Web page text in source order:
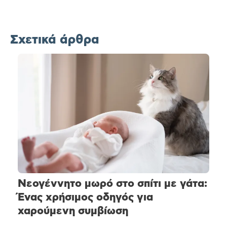
Σχετικά άρθρα
Νεογέννητο μωρό στο σπίτι με γάτα:
Ένας χρήσιμος οδηγός για
χαρούμενη συμβίωση